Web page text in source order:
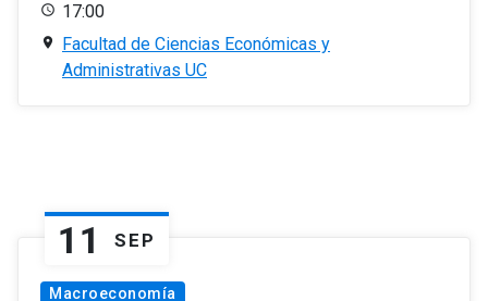
17:00
Facultad de Ciencias Económicas y
Administrativas UC
11 SEP
Macroeconomía